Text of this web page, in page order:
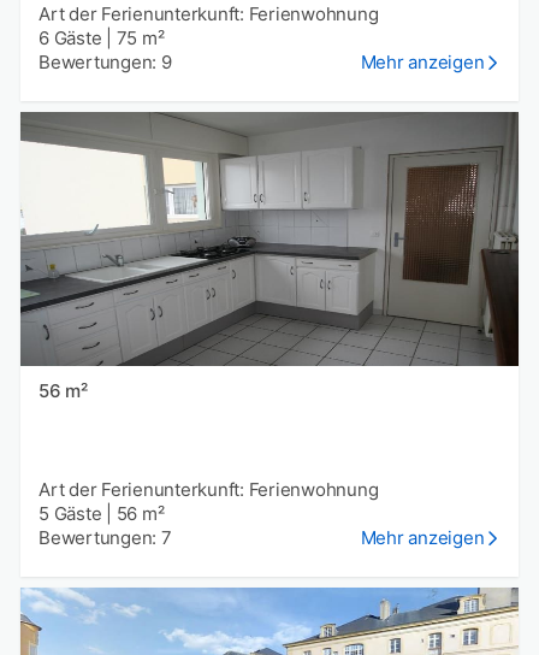
Art der Ferienunterkunft: Ferienwohnung
6 Gäste
75 m²
Bewertungen: 9
Mehr anzeigen
56 m²
Art der Ferienunterkunft: Ferienwohnung
5 Gäste
56 m²
Bewertungen: 7
Mehr anzeigen